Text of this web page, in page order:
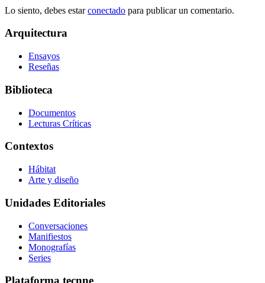
Lo siento, debes estarconectado para publicar un comentario.
Arquitectura
Ensayos
Reseñas
Biblioteca
Documentos
Lecturas Críticas
Contextos
Hábitat
Arte y diseño
Unidades Editoriales
Conversaciones
Manifiestos
Monografías
Series
Plataforma tecnne